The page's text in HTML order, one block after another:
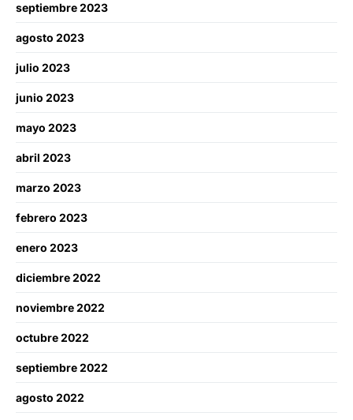
septiembre 2023
agosto 2023
julio 2023
junio 2023
mayo 2023
abril 2023
marzo 2023
febrero 2023
enero 2023
diciembre 2022
noviembre 2022
octubre 2022
septiembre 2022
agosto 2022